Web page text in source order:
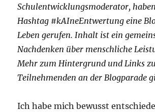
Schulentwicklungsmoderator,
Hashtag #kAIneEntwertung eine
Leben gerufen. Inhalt ist ein
Nachdenken über menschliche
Mehr zum Hintergrund und Links
Teilnehmenden an der Blogparade
Ich habe mich bewusst